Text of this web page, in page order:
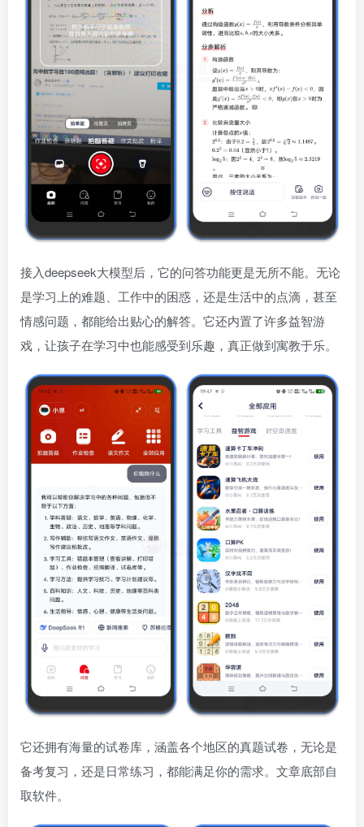
接入deepseek大模型后，它的问答功能更是无所不能。无论
是学习上的难题、工作中的困惑，还是生活中的点滴，甚至
情感问题，都能给出贴心的解答。它还内置了许多益智游
戏，让孩子在学习中也能感受到乐趣，真正做到寓教于乐。
它还拥有海量的试卷库，涵盖各个地区的真题试卷，无论是
备考复习，还是日常练习，都能满足你的需求。文章底部自
取软件。